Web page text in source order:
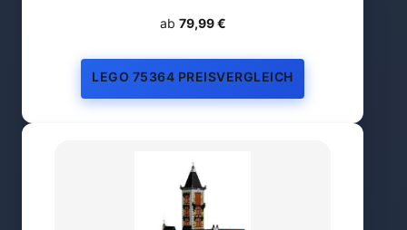
ab 79,99 €
LEGO 75364 PREISVERGLEICH